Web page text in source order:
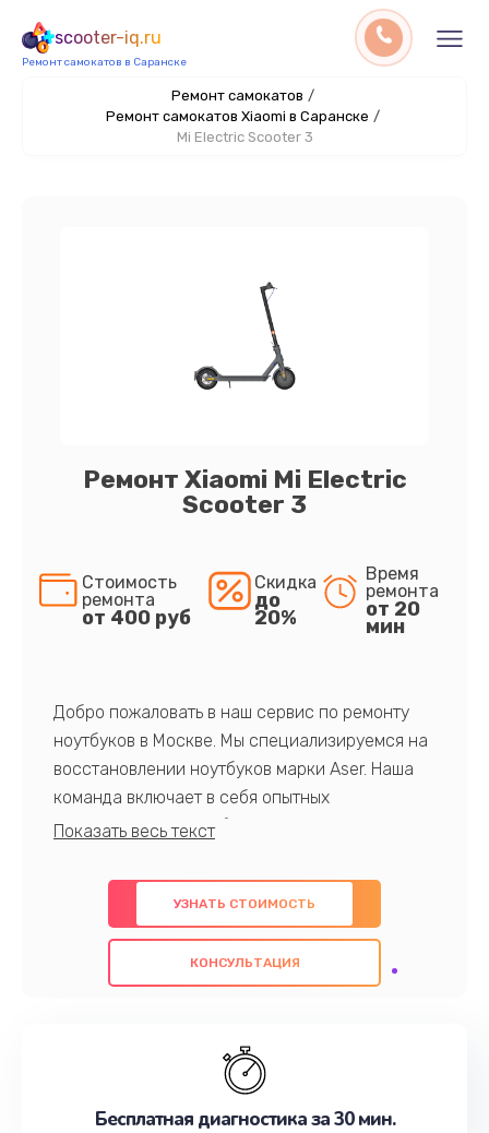
scooter-iq.ru
Ремонт самокатов в Саранске
Ремонт самокатов /
Ремонт самокатов Xiaomi в Саранске /
Mi Electric Scooter 3
Ремонт Xiaomi Mi Electric
Scooter 3
Стоимость
ремонта
от 400 руб
Скидка
до
20%
Время
ремонта
от 20
мин
Добро пожаловать в наш сервис по ремонту
ноутбуков в Москве. Мы специализируемся на
восстановлении ноутбуков марки Aser. Наша
команда включает в себя опытных
профессионалов с обширными знаниями и
предлагаем быстрый и качественный ремонт с
использованием оригинальных компонентов, а
также гарантируем качество всех
проведенных работ. Наша цель - предоставить
наилучшим образом. Не медлите записаться на
УЗНАТЬ СТОИМОСТЬ
КОНСУЛЬТАЦИЯ
Бесплатная диагностика за 30 мин.